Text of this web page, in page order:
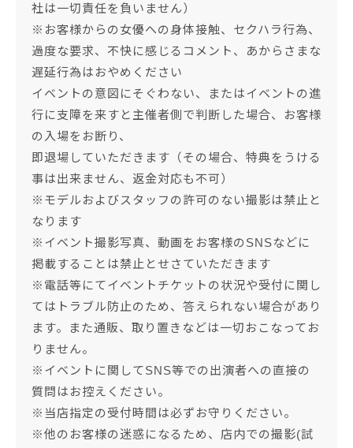
社は一切責任を負いません）
※お客様からの女優への身体接触、セクハラ行為、
過度な要求、不快に感じるコメント、あからさまな
遅延行為はおやめください
イベントの意図にそぐわない、またはイベントの進
行に支障を来すと主催者側で判断した場合、お客様
の入場をお断り、
即退場していただきます（その場合、特典をうける
事は出来ません、返金対応も不可）
※モデルおよびスタッフの許可のない撮影は禁止と
なります
※イベント撮影写真、動画をお客様のSNSなどに
掲載することは禁止とせさていただきます
※電話等にてイベントチケットの状況や受付に関し
てはトラブル防止のため、答えられない場合があり
ます。また通販、取り置きなどは一切おこなってお
りません。
※イベントに関してSNS等での出演者への直接の
質問はお控えください。
※当店指定の受付時間は必ずお守りください。
※他のお客様の迷惑になるため、店内での撮影(試